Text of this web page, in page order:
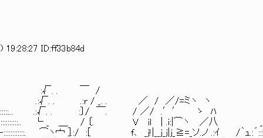
ID:ff33b84d
/
_. . ／ / ／/=ミヽ ヽ
. :〕/ ￣. / ／/ .′′ ゝ ﾊ _＿.ノ
└ _ ＿ / 〔. V il | .i:|⌒ヽ ／八 __.ノ
⌒ヽ宀 ].:/ :[ f､ _j!|__j_j|j_≧=_ソ.ノ .:ｲ /｀ｭ